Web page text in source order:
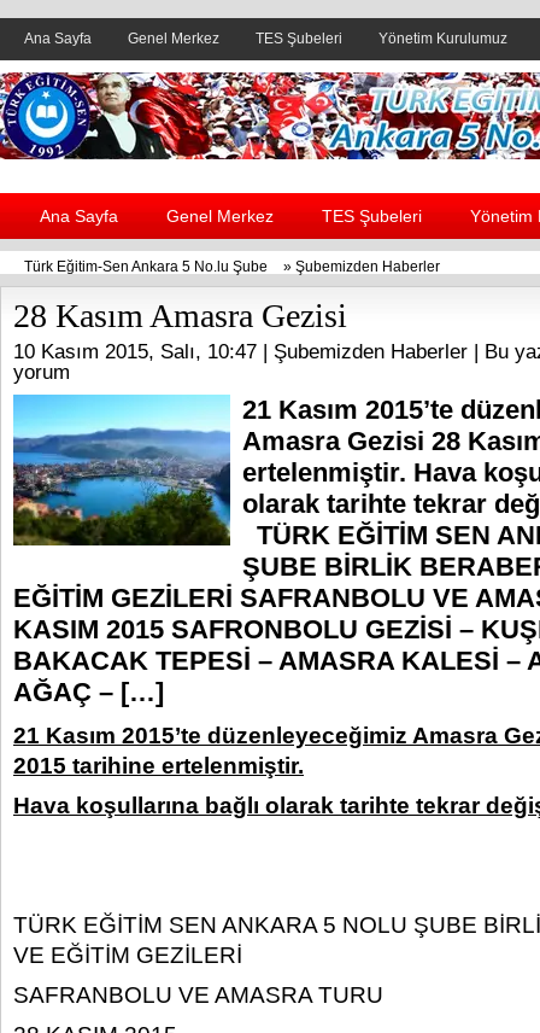
Ana Sayfa Genel Merkez TES Şubeleri Yönetim Kurulumuz
Header yanı reklam alanı
Ana Sayfa Genel Merkez TES Şubeleri Yönetim
Türk Eğitim-Sen Ankara 5 No.lu Şube » Şubemizden Haberler
28 Kasım Amasra Gezisi
10 Kasım 2015, Salı, 10:47 | Şubemizden Haberler | Bu
yorum
21 Kasım 2015’te
Amasra Gezisi 28
ertelenmiştir. Hava
olarak tarihte tekrar
TÜRK EĞİTİM SEN
ŞUBE BİRLİK
EĞİTİM GEZİLERİ SAFRANBOLU VE
KASIM 2015 SAFRONBOLU GEZİSİ –
BAKACAK TEPESİ – AMASRA KALESİ –
AĞAÇ – […]
21 Kasım 2015’te düzenleyeceğimiz Amasra
2015 tarihine ertelenmiştir.
Hava koşullarına bağlı olarak tarihte tekrar
TÜRK EĞİTİM SEN ANKARA 5 NOLU ŞUBE
VE EĞİTİM GEZİLERİ
SAFRANBOLU VE AMASRA TURU